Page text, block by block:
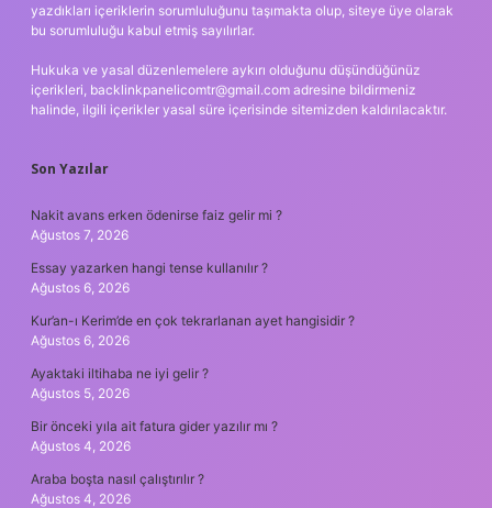
yazdıkları içeriklerin sorumluluğunu taşımakta olup, siteye üye olarak
bu sorumluluğu kabul etmiş sayılırlar.
Hukuka ve yasal düzenlemelere aykırı olduğunu düşündüğünüz
içerikleri, backlinkpanelicomtr@gmail.com adresine bildirmeniz
halinde, ilgili içerikler yasal süre içerisinde sitemizden kaldırılacaktır.
Son Yazılar
Nakit avans erken ödenirse faiz gelir mi ?
Ağustos 7, 2026
Essay yazarken hangi tense kullanılır ?
Ağustos 6, 2026
Kur’an-ı Kerim’de en çok tekrarlanan ayet hangisidir ?
Ağustos 6, 2026
Ayaktaki iltihaba ne iyi gelir ?
Ağustos 5, 2026
Bir önceki yıla ait fatura gider yazılır mı ?
Ağustos 4, 2026
Araba boşta nasıl çalıştırılır ?
Ağustos 4, 2026